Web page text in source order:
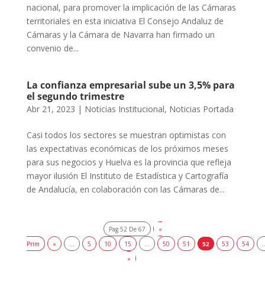
nacional, para promover la implicación de las Cámaras
territoriales en esta iniciativa El Consejo Andaluz de
Cámaras y la Cámara de Navarra han firmado un
convenio de...
La confianza empresarial sube un 3,5% para
el segundo trimestre
Abr 21, 2023 | Noticias Institucional, Noticias Portada
Casi todos los sectores se muestran optimistas con
las expectativas económicas de los próximos meses
para sus negocios y Huelva es la provincia que refleja
mayor ilusión El Instituto de Estadística y Cartografía
de Andalucía, en colaboración con las Cámaras de...
Pag 52 De 67
«
Prim
« 5 10 15 50 51 52 53 54
»